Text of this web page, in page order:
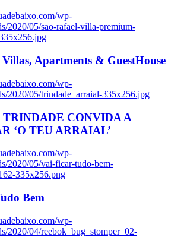
wp-
2020/05/sao-rafael-villa-premium-
Villas, Apartments & GuestHouse
wp-
2020/05/trindade_arraial-335x256.jpg
TRINDADE CONVIDA A
‘O TEU ARRAIAL’
wp-
2020/05/vai-ficar-tudo-bem-
335x256.png
Bem
wp-
2020/04/reebok_bug_stomper_02-